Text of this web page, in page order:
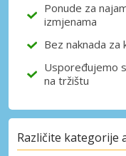
Ponude za
izmjenama
Bez naknada
Uspoređujemo
na tržištu
Različite kategorije